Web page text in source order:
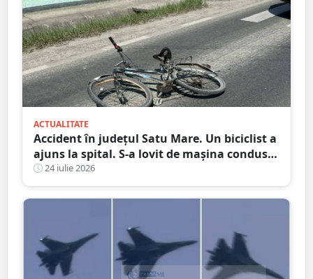
ACTUALITATE
Accident în județul Satu Mare. Un biciclist a
ajuns la spital. S-a lovit de mașina condusă
de un tânăr șofer
24 iulie 2026